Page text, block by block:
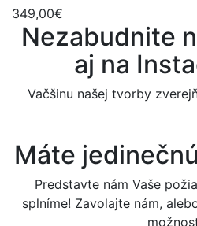
349,00€
Nezabudnite
aj na
Vačšinu našej tvorby
Máte
Predstavte nám Vaše
splníme! Zavolajte nám,